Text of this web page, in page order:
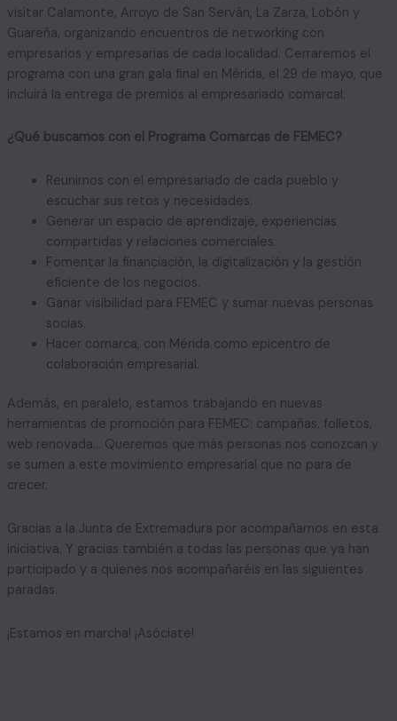
visitar Calamonte, Arroyo de San Serván, La Zarza, Lobón y
Guareña, organizando encuentros de networking con
empresarios y empresarias de cada localidad. Cerraremos el
programa con una gran gala final en Mérida, el 29 de mayo, que
incluirá la entrega de premios al empresariado comarcal.
¿Qué buscamos con el Programa Comarcas de FEMEC?
Reunirnos con el empresariado de cada pueblo y
escuchar sus retos y necesidades.
Generar un espacio de aprendizaje, experiencias
compartidas y relaciones comerciales.
Fomentar la financiación, la digitalización y la gestión
eficiente de los negocios.
Ganar visibilidad para FEMEC y sumar nuevas personas
socias.
Hacer comarca, con Mérida como epicentro de
colaboración empresarial.
Además, en paralelo, estamos trabajando en nuevas
herramientas de promoción para FEMEC: campañas, folletos,
web renovada… Queremos que más personas nos conozcan y
se sumen a este movimiento empresarial que no para de
crecer.
Gracias a la Junta de Extremadura por acompañarnos en esta
iniciativa. Y gracias también a todas las personas que ya han
participado y a quienes nos acompañaréis en las siguientes
paradas.
¡Estamos en marcha! ¡Asóciate!